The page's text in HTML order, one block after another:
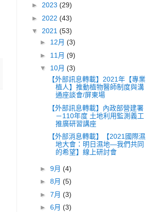
► 2023 (29)
► 2022 (43)
▼ 2021 (53)
► 12月 (3)
► 11月 (9)
▼ 10月 (3)
【外部訊息轉載】2021年【專業
植人】推動植物醫師制度與溝
通座談會/屏東場
【外部訊息轉載】內政部營建署
－110年度 土地利用監測義工
推廣研習講座
【外部消息轉載】【2021國際濕
地大會：明日濕地—我們共同
的希望】線上研討會
► 9月 (4)
► 8月 (5)
► 7月 (3)
► 6月 (3)